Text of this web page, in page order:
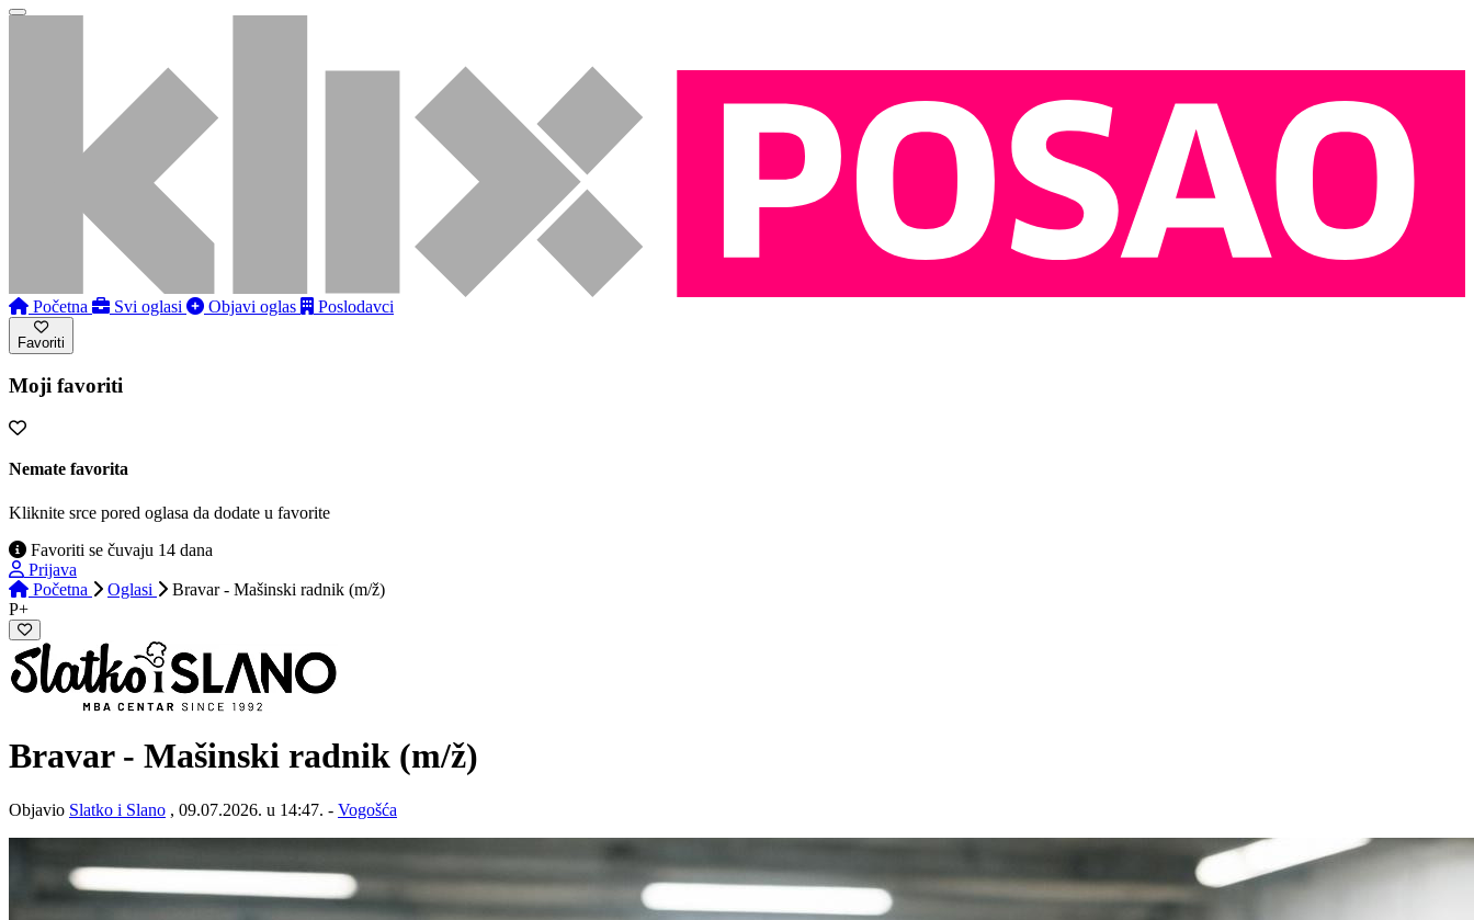
Početna Svi oglasi Objavi oglas Poslodavci
Favoriti
Moji favoriti
Nemate favorita
Kliknite srce pored oglasa da dodate u favorite
Favoriti se čuvaju 14 dana
Prijava
Početna
Oglasi
Bravar - Mašinski radnik (m/ž)
P+
Bravar - Mašinski radnik (m/ž)
Objavio Slatko i Slano , 09.07.2026. u 14:47. - Vogošća